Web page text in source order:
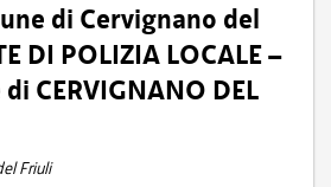
di Cervignano del
DI POLIZIA LOCALE –
CERVIGNANO DEL
Friuli